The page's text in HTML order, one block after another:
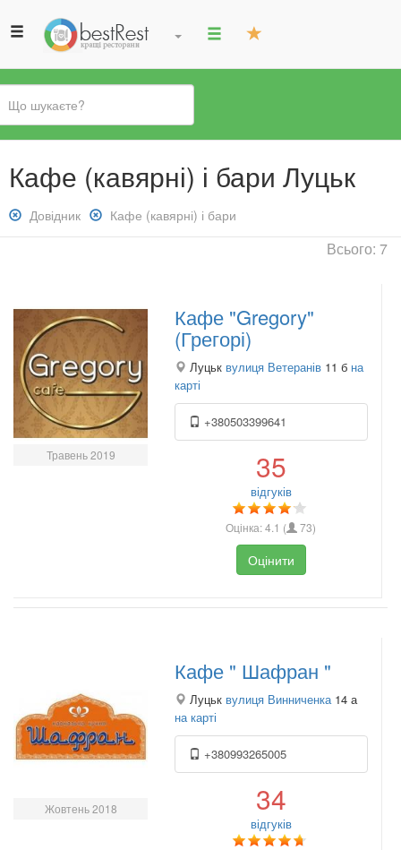
Ви
єКафе (кавярні) і бари Луцьк
Зняти
фільтр:
Довідник
Зняти
фільтр:
бари
Кафе (кавярні) і бари
Всього: 7
Травень 2019
Кафе "Gregory"
(Грегорі)
Луцьк вулиця Ветеранів 11 б на
карті
+380503399641
35
відгуків
Оцінка:4.1 ( 73)
Оцінити
Жовтень 2018
Кафе " Шафран "
Луцьк вулиця Винниченка 14 а
на карті
+380993265005
34
відгуків